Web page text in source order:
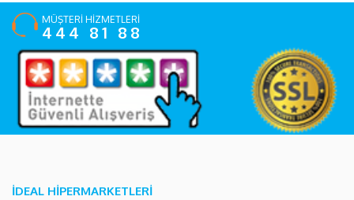
MÜŞTERİ HİZMETLERİ
444 81 88
İDEAL HİPERMARKETLERİ